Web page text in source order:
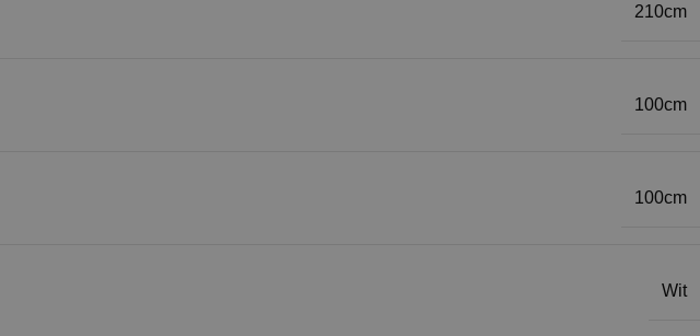
210cm
100cm
100cm
Wit